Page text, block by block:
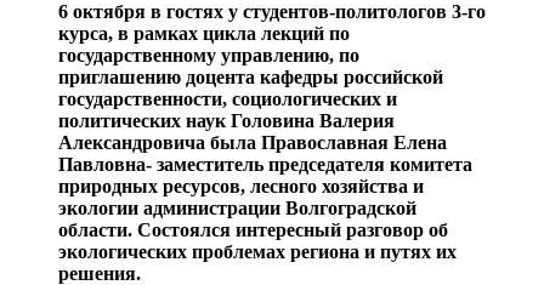
6 октября в гостях у студентов-политологов 3-го
курса, в рамках цикла лекций по
государственному управлению, по
приглашению доцента кафедры российской
государственности, социологических и
политических наук Головина Валерия
Александровича была Православная Елена
Павловна- заместитель председателя комитета
природных ресурсов, лесного хозяйства и
экологии администрации Волгоградской
области. Состоялся интересный разговор об
экологических проблемах региона и путях их
решения.